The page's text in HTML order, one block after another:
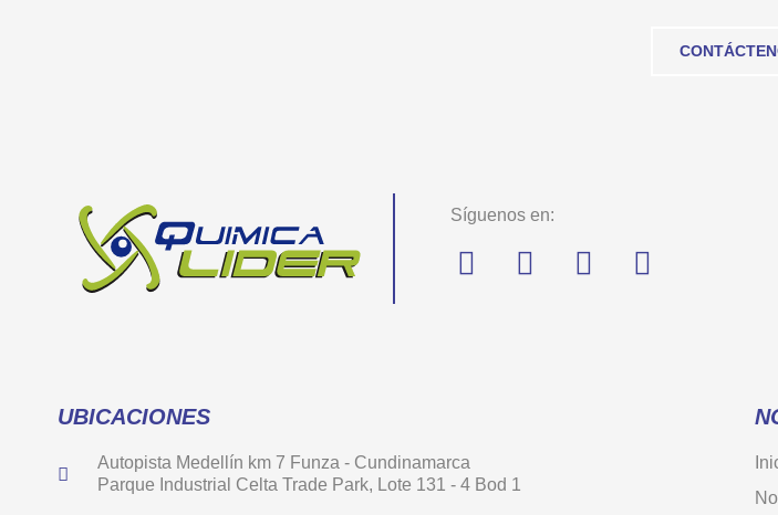
Síguenos en:
UBICACIONES
Autopista Medellín km 7 Funza - Cundinamarca
Parque Industrial Celta Trade Park, Lote 131 - 4 Bod 1